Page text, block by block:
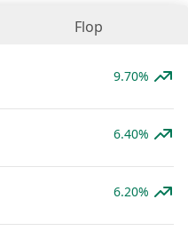
Flop
9.70%
6.40%
6.20%